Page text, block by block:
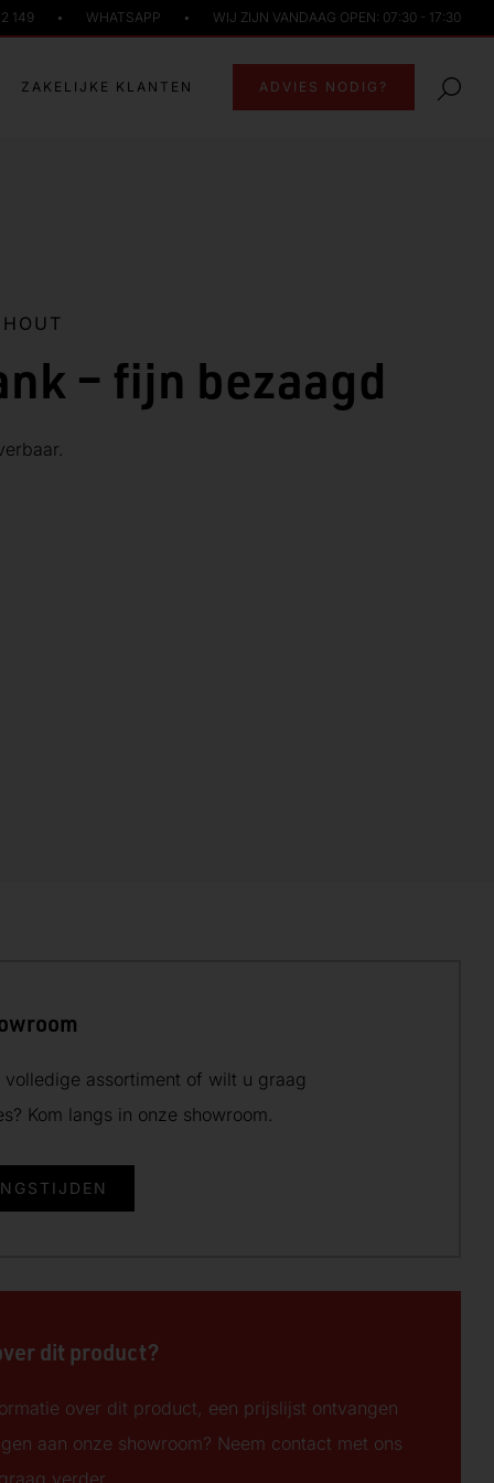
149 • WHATSAPP • WIJ ZIJN VANDAAG OPEN: 07:30 - 17:30
ZAKELIJKE KLANTEN ADVIES NODIG?
– fijn bezaagd
volledige assortiment of wilt u graag
Kom langs in onze showroom.
dit product?
over dit product, een prijslijst ontvangen
aan onze showroom? Neem contact met ons
verder.